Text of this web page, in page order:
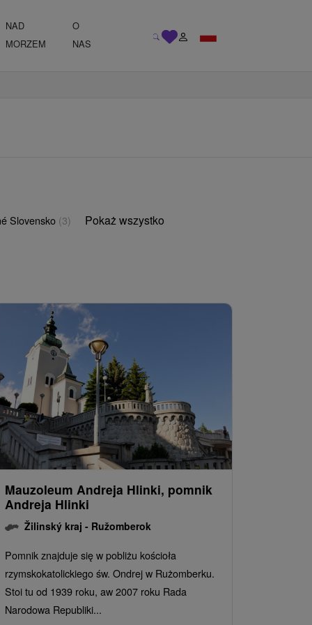
NAD
MORZEM
O
NAS
Slovensko (3) Pokaż wszystko
Mauzoleum Andreja Hlinki, pomnik
Andreja Hlinki
Žilinský kraj - Ružomberok
Pomnik znajduje się w pobliżu kościoła
rzymskokatolickiego św. Ondrej w Rużomberku.
Stoi tu od 1939 roku, aw 2007 roku Rada
Narodowa Republiki...